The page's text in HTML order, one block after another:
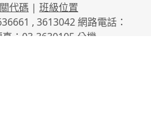
代碼 | 班級位置
, 3613042 網路電話：
：03-3630105 分機